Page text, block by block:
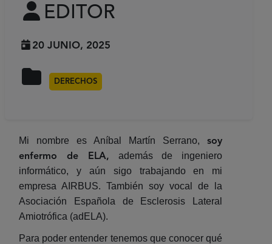
EDITOR
20 JUNIO, 2025
DERECHOS
Mi nombre es Aníbal Martín Serrano,soy
enfermo de ELA, además de ingeniero
informático, y aún sigo trabajando en mi
empresa AIRBUS. También soy vocal de la
Asociación Española de Esclerosis Lateral
Amiotrófica (adELA).
Para poder entender tenemos que conocer qué